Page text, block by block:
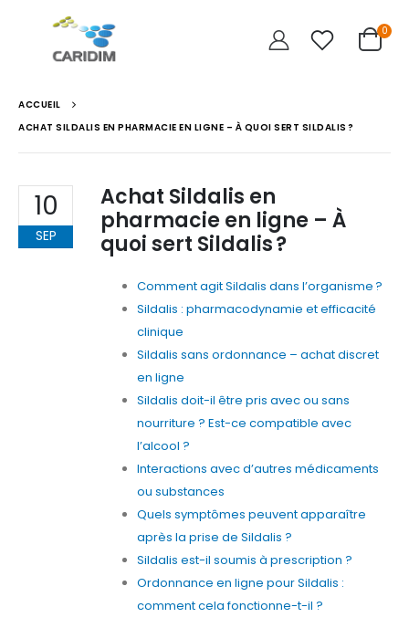
0
ACCUEIL
ACHAT SILDALIS EN PHARMACIE EN LIGNE – À QUOI SERT SILDALIS ?
10
SEP
Achat Sildalis en
pharmacie en ligne – À
quoi sert Sildalis ?
Comment agit Sildalis dans l’organisme ?
Sildalis : pharmacodynamie et efficacité
clinique
Sildalis sans ordonnance – achat discret
en ligne
Sildalis doit-il être pris avec ou sans
nourriture ? Est-ce compatible avec
l’alcool ?
Interactions avec d’autres médicaments
ou substances
Quels symptômes peuvent apparaître
après la prise de Sildalis ?
Sildalis est-il soumis à prescription ?
Ordonnance en ligne pour Sildalis :
comment cela fonctionne-t-il ?